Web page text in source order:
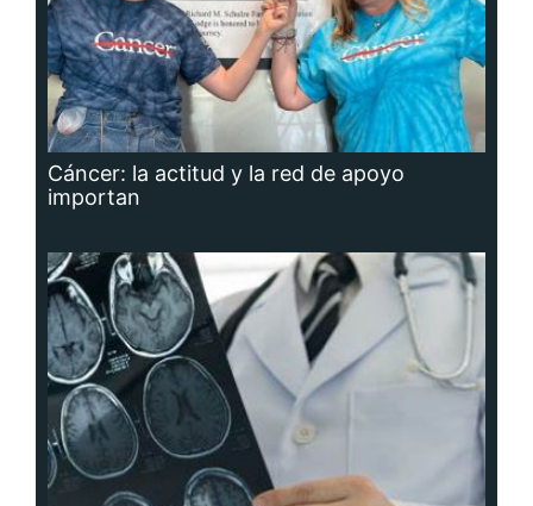
Cáncer: la actitud y la red de apoyo
importan